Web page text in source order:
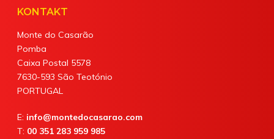
KONTAKT
Monte do Casarão
Pomba
Caixa Postal 5578
7630-593 São Teotónio
PORTUGAL
E: info@montedocasarao.com
T: 00 351 283 959 985